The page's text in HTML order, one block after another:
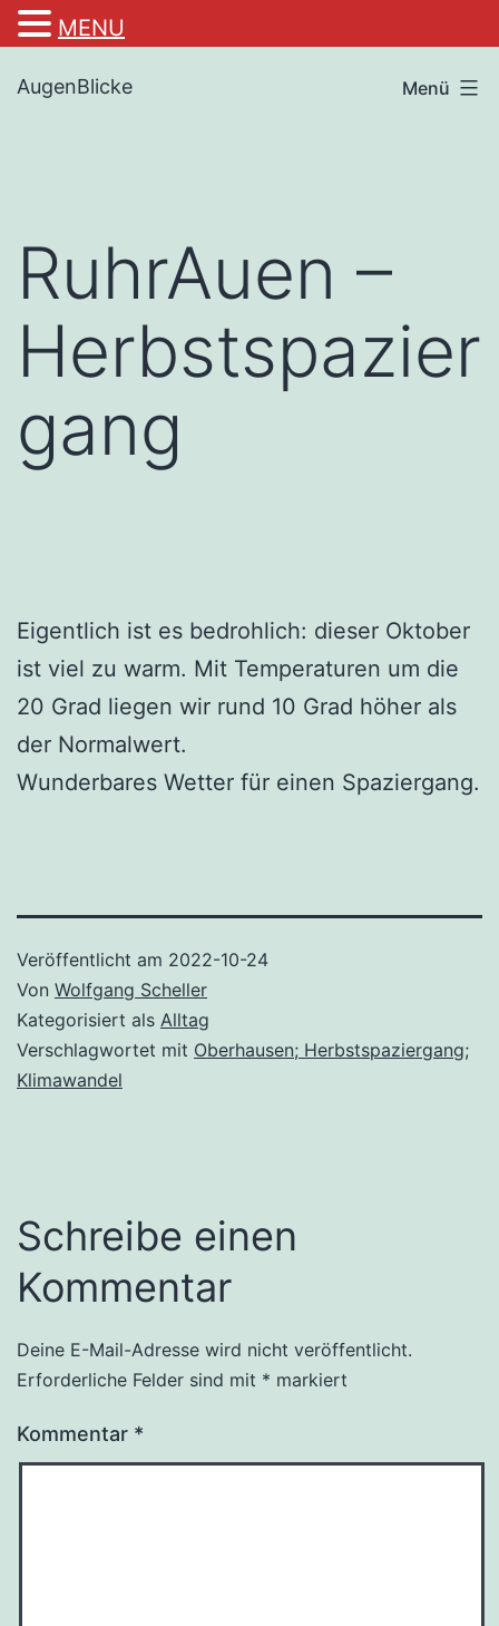
Inhalt
AugenBlicke Menü
RuhrAuen –
Herbstspazier
gang
Eigentlich ist es bedrohlich: dieser Oktober
ist viel zu warm. Mit Temperaturen um die
20 Grad liegen wir rund 10 Grad höher als
der Normalwert.
Wunderbares Wetter für einen Spaziergang.
Veröffentlicht am 2022-10-24
Von Wolfgang Scheller
Kategorisiert als Alltag
Verschlagwortet mit Oberhausen; Herbstspaziergang;
Klimawandel
Schreibe einen
Kommentar
Deine E-Mail-Adresse wird nicht veröffentlicht.
Erforderliche Felder sind mit * markiert
Kommentar *
MENU